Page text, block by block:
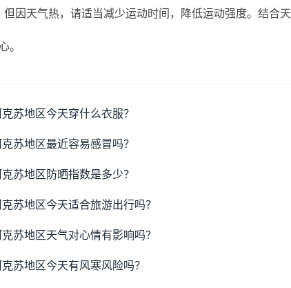
因天气热，请适当减少运动时间，降低运动强度。结合天
。
克苏地区今天穿什么衣服？
克苏地区最近容易感冒吗？
克苏地区防晒指数是多少？
克苏地区今天适合旅游出行吗？
克苏地区天气对心情有影响吗？
克苏地区今天有风寒风险吗？